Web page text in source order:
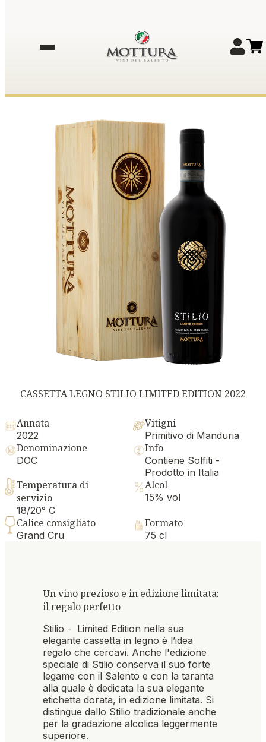
CASSETTA LEGNO STILIO LIMITED EDITION 2022
Annata
2022
Vitigni
Primitivo di Manduria
Denominazione
DOC
Info
Contiene Solfiti -
Prodotto in Italia
Temperatura di
servizio
18/20° C
Alcol
15% vol
Calice consigliato
Grand Cru
Formato
75 cl
Un vino prezioso e in edizione limitata:
il regalo perfetto
Stilio - Limited Edition nella sua
elegante cassetta in legno è l’idea
regalo che cercavi. Anche l'edizione
speciale di Stilio conserva il suo forte
legame con il Salento e con la taranta
alla quale è dedicata la sua elegante
etichetta dorata, in edizione limitata. Si
distingue dallo Stilio tradizionale anche
per la gradazione alcolica leggermente
superiore.